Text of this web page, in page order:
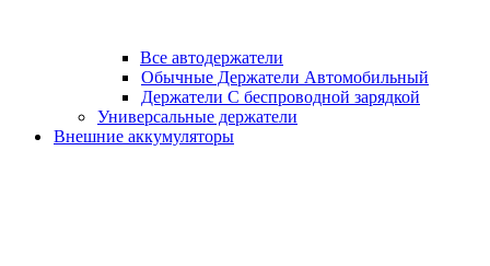
Все автодержатели
Обычные Держатели Автомобильный
Держатели С беспроводной зарядкой
Универсальные держатели
Внешние аккумуляторы